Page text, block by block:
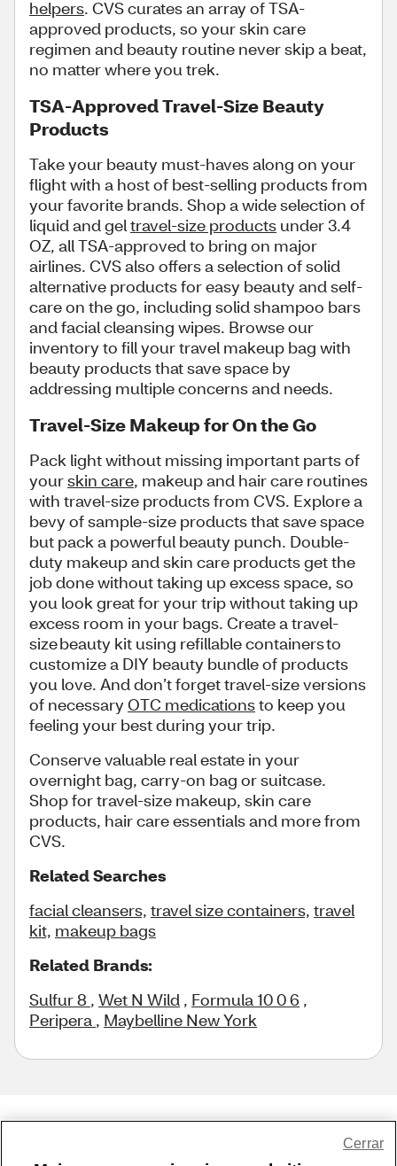
helpers. CVS curates an array of TSA-
approved products, so your skin care
regimen and beauty routine never skip a beat,
no matter where you trek.
TSA-Approved Travel-Size Beauty
Products
Take your beauty must-haves along on your
flight with a host of best-selling products from
your favorite brands. Shop a wide selection of
liquid and geltravel-size products under 3.4
OZ, all TSA-approved to bring on major
airlines. CVS also offers a selection of solid
alternative products for easy beauty and self-
care on the go, including solid shampoo bars
and facial cleansing wipes. Browse our
inventory to fill your travel makeup bag with
beauty products that save space by
addressing multiple concerns and needs.
Travel-Size Makeup for On the Go
Pack light without missing important parts of
yourskin care, makeup and hair care routines
with travel-size products from CVS. Explore a
bevy of sample-size products that save space
but pack a powerful beauty punch. Double-
duty makeup and skin care products get the
job done without taking up excess space, so
you look great for your trip without taking up
excess room in your bags. Create a travel-
size beauty kit using refillable containers to
customize a DIY beauty bundle of products
you love. And don’t forget travel-size versions
of necessary OTC medicationsto keep you
feeling your best during your trip.
Conserve valuable real estate in your
overnight bag, carry-on bag or suitcase.
Shop for travel-size makeup, skin care
products, hair care essentials and more from
CVS.
Related Searches
facial cleansers, travel size containers, travel
kit, makeup bags
Related Brands:
Sulfur 8 , Wet N Wild , Formula 10 0 6 ,
Peripera , Maybelline New York
Cerrar